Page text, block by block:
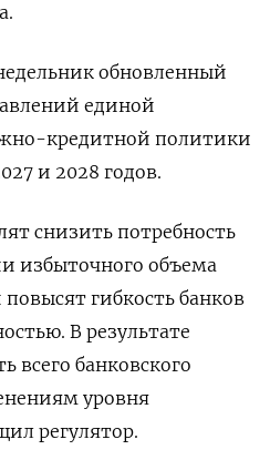
обновленный
единой
кредитной политики
и 2028 годов.
снизить потребность
избыточного объема
повысят гибкость банков
В результате
всего банковского
уровня
регулятор.